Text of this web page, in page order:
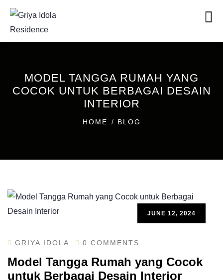
MODEL TANGGA RUMAH YANG
COCOK UNTUK BERBAGAI DESAIN
INTERIOR
HOME BLOG
JUNE 12, 2024
GRIYA IDOLA 0 COMMENTS
Model Tangga Rumah yang Cocok
untuk Berbagai Desain Interior